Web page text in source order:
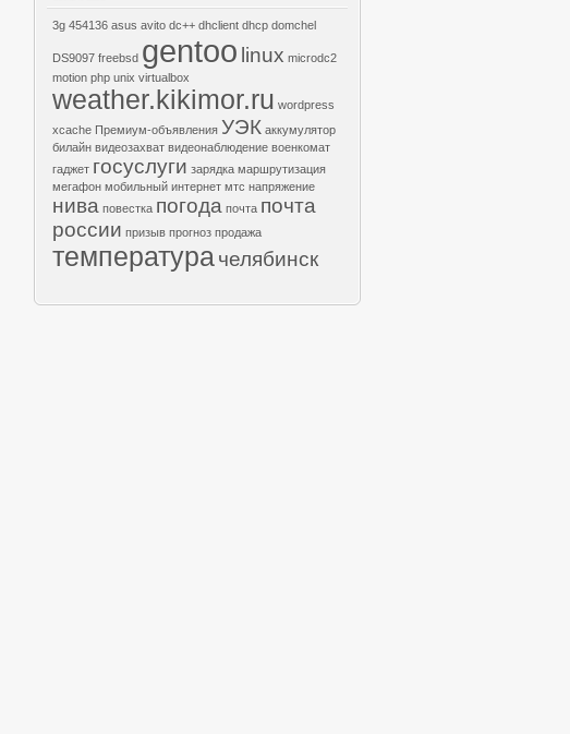
3g 454136 asus avito dc++ dhclient dhcp domchel
DS9097 freebsd gentoo linux microdc2
motion php unix virtualbox
weather.kikimor.ru wordpress
xcache Премиум-объявления УЭК аккумулятор
билайн видеозахват видеонаблюдение военкомат
гаджет госуслуги зарядка маршрутизация
мегафон мобильный интернет мтс напряжение
нива повестка погода почта почта
россии призыв прогноз продажа
температурачелябинск